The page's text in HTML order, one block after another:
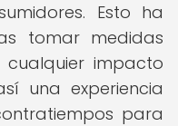
Esto ha
tomar medidas
impacto
una experiencia
para